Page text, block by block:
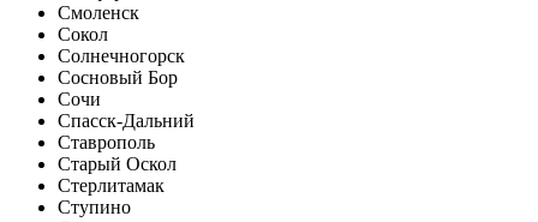
Смоленск
Сокол
Солнечногорск
Сосновый Бор
Сочи
Спасск-Дальний
Ставрополь
Старый Оскол
Стерлитамак
Ступино